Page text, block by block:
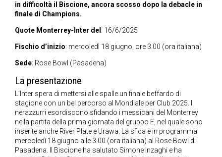
in difficoltà il Biscione, ancora scosso dopo la debacle in
finale di Champions.
Quote Monterrey-Inter del : 16/6/2025
Fischio d’inizio: mercoledì 18 giugno, ore 3.00 (ora italiana)
Sede: Rose Bowl (Pasadena)
La presentazione
L’Inter spera di mettersi alle spalle un finale beffardo di
stagione con un bel percorso al Mondiale per Club 2025. I
nerazzurri esordiscono sfidando i messicani del Monterrey
nella partita della prima giornata del gruppo E, nel quale sono
inserite anche River Plate e Urawa. La sfida è in programma
mercoledì 18 giugno alle 3.00 (ora italiana) al Rose Bowl di
Pasadena. Il Biscione ha salutato Simone Inzaghi e ha